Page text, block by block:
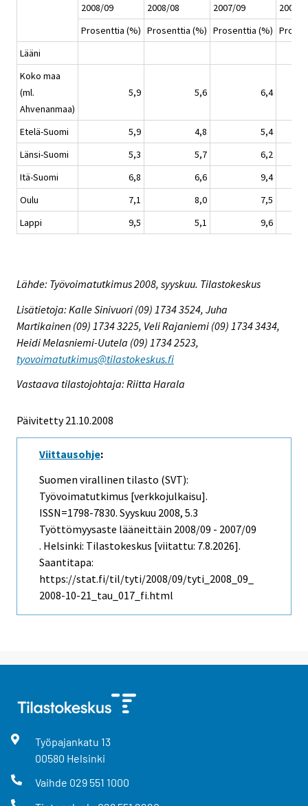
2008/09
2008/08 2007/09
2008/
Prosenttia (%) Prosenttia (%) Prosenttia (%)
Lääni
Koko maa
(ml.
Ahvenanmaa)
5,9 5,6 6,4
Etelä-Suomi 5,9 4,8
5,4
Länsi-Suomi
5,3 5,7
6,2
Itä-Suomi
6,8 6,6
9,4
Oulu
7,1 8,0
7,5
Lappi
9,5 5,1 9,6
Lähde: Työvoimatutkimus 2008, syyskuu. Tilastokeskus
Lisätietoja: Kalle Sinivuori (09) 1734 3524, Juha
Martikainen (09) 1734 3225, Veli Rajaniemi (09) 1734 3434,
Heidi Melasniemi-Uutela (09) 1734 2523,
tyovoimatutkimus@tilastokeskus.fi
Vastaava tilastojohtaja: Riitta Harala
Päivitetty 21.10.2008
Viittausohje:
Suomen virallinen tilasto (SVT):
Työvoimatutkimus [verkkojulkaisu].
ISSN=1798-7830. Syyskuu 2008, 5.3
Työttömyysaste lääneittäin 2008/09 - 2007/09
. Helsinki: Tilastokeskus [viitattu: 7.8.2026].
Saantitapa:
https://stat.fi/til/tyti/2008/09/tyti_2008_09_
2008-10-21_tau_017_fi.html
Työpajankatu 13
00580 Helsinki
Vaihde 029 551 1000